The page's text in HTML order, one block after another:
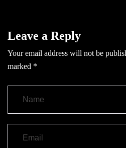
Leave a Reply
Your email address will not be
marked *